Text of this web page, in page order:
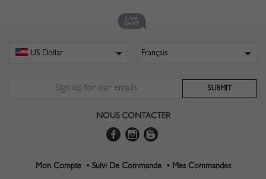
NOUS CONTACTER
Mon Compte • Suivi De Commande • Mes Commandes